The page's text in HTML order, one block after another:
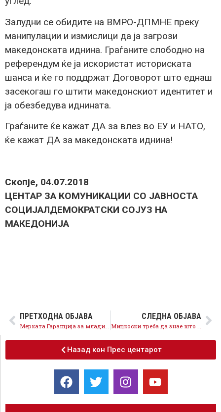
Залудни се обидите на ВМРО-ДПМНЕ преку
манипулации и измислици да ја загрози
македонската иднина. Граѓаните слободно на
референдум ќе ја искористат историската
шанса и ќе го поддржат Договорот што еднаш
засекогаш го штити македонскиот идентитет и
ја обезбедува иднината.
Граѓаните ќе кажат ДА за влез во ЕУ и НАТО,
ќе кажат ДА за македонската иднина!
Скопје, 04.07.2018
ЦЕНТАР ЗА КОМУНИКАЦИИ СО ЈАВНОСТА
СОЦИЈАЛДЕМОКРАТСКИ СОЈУЗ НА
МАКЕДОНИЈА
ПРЕТХОДНА ОБЈАВА
Мерката Гаранција за млади со одлични резултати, за само три месеци вработени се 419 млади лица
СЛЕДНА ОБЈАВА
Мицкоски треба да знае што добива Македонија со влез во ЕУ и НАТО, време е да повика членовите на ВМРО-ДПМНЕ да излезат на референдум
Назад кон Прес центарот